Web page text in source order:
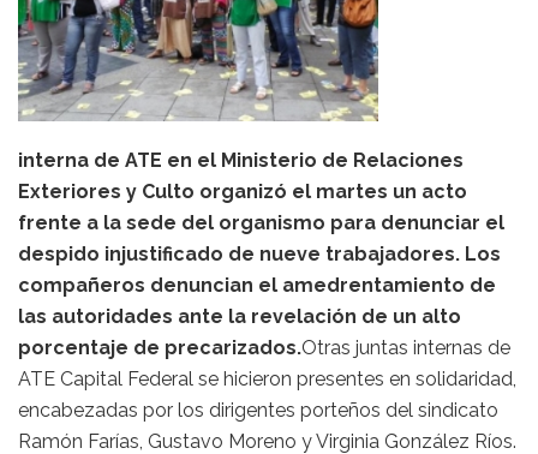
interna de ATE en el Ministerio de Relaciones
Exteriores y Culto organizó el martes un acto
frente a la sede del organismo para denunciar el
despido injustificado de nueve trabajadores. Los
compañeros denuncian el amedrentamiento de
las autoridades ante la revelación de un alto
porcentaje de precarizados.Otras juntas internas de
ATE Capital Federal se hicieron presentes en solidaridad,
encabezadas por los dirigentes porteños del sindicato
Ramón Farías, Gustavo Moreno y Virginia González Ríos.